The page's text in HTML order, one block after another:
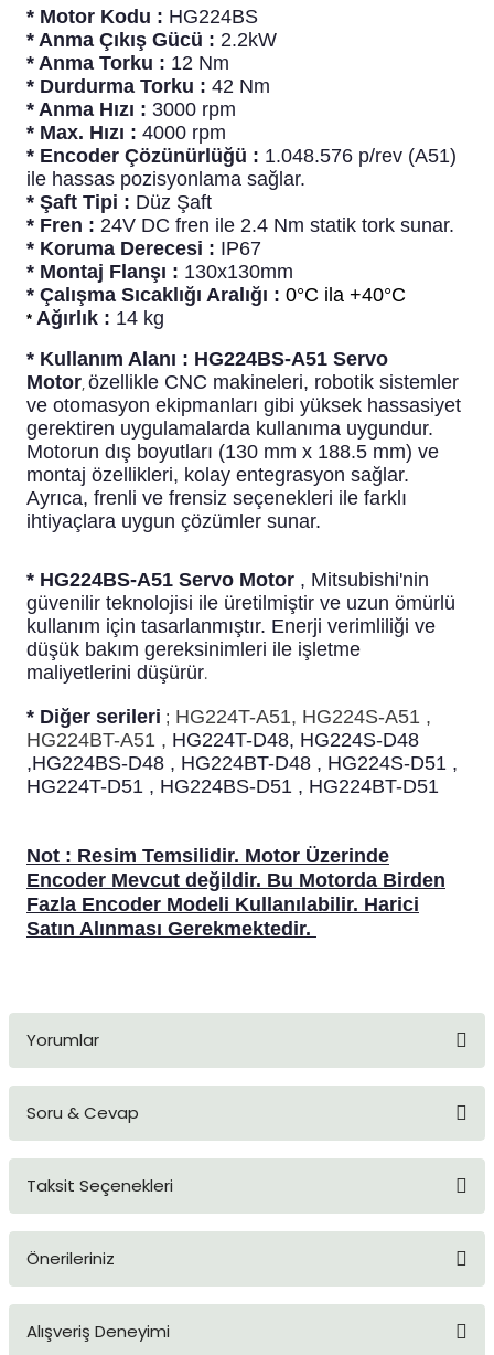
Membranı
* Motor Kodu : HG224BS
* Anma Çıkış Gücü : 2.2kW
* Anma Torku : 12 Nm
* Durdurma Torku : 42 Nm
* Anma Hızı : 3000 rpm
* Max. Hızı : 4000 rpm
* Encoder Çözünürlüğü : 1.048.576 p/rev (A51)
ile hassas pozisyonlama sağlar.
* Şaft Tipi : Düz Şaft
* Fren : 24V DC fren ile 2.4 Nm statik tork sunar.
* Koruma Derecesi : IP67
* Montaj Flanşı : 130x130mm
* Çalışma Sıcaklığı Aralığı : 0°C ila +40°C
* Ağırlık : 14 kg
* Kullanım Alanı : HG224BS-A51 Servo
Motor,özellikle CNC makineleri, robotik sistemler
ve otomasyon ekipmanları gibi yüksek hassasiyet
gerektiren uygulamalarda kullanıma uygundur.
Motorun dış boyutları (130 mm x 188.5 mm) ve
montaj özellikleri, kolay entegrasyon sağlar.
Ayrıca, frenli ve frensiz seçenekleri ile farklı
ihtiyaçlara uygun çözümler sunar.
* HG224BS-A51 Servo Motor , Mitsubishi'nin
güvenilir teknolojisi ile üretilmiştir ve uzun ömürlü
kullanım için tasarlanmıştır. Enerji verimliliği ve
düşük bakım gereksinimleri ile işletme
maliyetlerini düşürür.
* Diğer serileri ; HG224T-A51, HG224S-A51 ,
HG224BT-A51 , HG224T-D48, HG224S-D48
,HG224BS-D48 , HG224BT-D48 , HG224S-D51 ,
HG224T-D51 , HG224BS-D51 , HG224BT-D51
Not : Resim Temsilidir. Motor Üzerinde
Encoder Mevcut değildir. Bu Motorda Birden
Fazla Encoder Modeli Kullanılabilir. Harici
Satın Alınması Gerekmektedir.
Yorumlar
Soru & Cevap
Taksit Seçenekleri
Önerileriniz
konularda yetersiz gördüğünüz noktaları öneri formunu
Alışveriş Deneyimi